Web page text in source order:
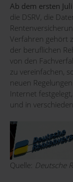
Ab dem ersten
die DSRV, die
Verfahren gehört
der beruflichen
von den
zu vereinfachen,
neuen
Internet
und in
Quelle: Deutsche